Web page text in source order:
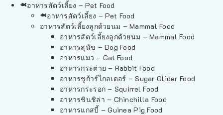
อาหารสัตว์เลี้ยง – Pet Food
อาหารสัตว์เลี้ยง – Pet Food
อาหารสัตว์เลี้ยงลูกด้วยนม – Mammal Food
อาหารสัตว์เลี้ยงลูกด้วยนม – Mammal Food
อาหารสุนัข – Dog Food
อาหารแมว – Cat Food
อาหารกระต่าย – Rabbit Food
อาหารชูก้าร์ไกลเดอร์ – Sugar Glider Food
อาหารกระรอก – Squirrel Food
อาหารชินชิล่า – Chinchilla Food
อาหารแกสบี้ – Guinea Pig Food